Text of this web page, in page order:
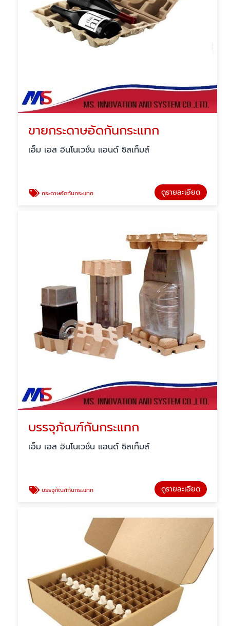
ขายกระดาษอัดกันกระแทก
เอ็ม เอส อินโนเวชั่น แอนด์ ซิสเท็มส์
กระดาษอัดกันกระแทก ดูรายละเอียด
บรรจุภัณฑ์กันกระแทก
เอ็ม เอส อินโนเวชั่น แอนด์ ซิสเท็มส์
บรรจุภัณฑ์กันกระแทก ดูรายละเอียด